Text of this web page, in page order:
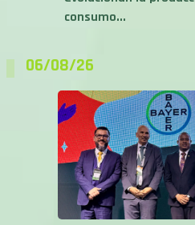
consumo...
06/08/26